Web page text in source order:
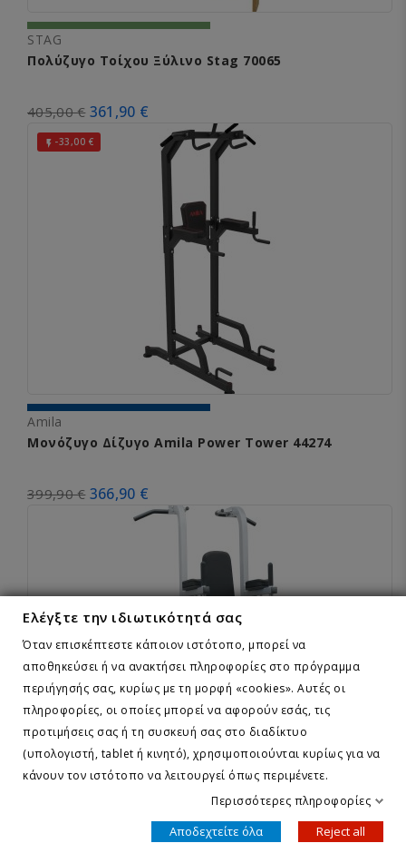
STAG
Πολύζυγο Τοίχου Ξύλινο Stag 70065
405,00 € 361,90 €
 -33,00 €
Amila
Μονόζυγο Δίζυγο Amila Power Tower 44274
399,90 € 366,90 €
Μονόζυγο/Δίζυγο Impulse Power Tower IFPT
Ελέγξτε την ιδιωτικότητά σας
Όταν επισκέπτεστε κάποιον ιστότοπο, μπορεί να
αποθηκεύσει ή να ανακτήσει πληροφορίες στο πρόγραμμα
περιήγησής σας, κυρίως με τη μορφή «cookies». Αυτές οι
πληροφορίες, οι οποίες μπορεί να αφορούν εσάς, τις
προτιμήσεις σας ή τη συσκευή σας στο διαδίκτυο
(υπολογιστή, tablet ή κινητό), χρησιμοποιούνται κυρίως για να
κάνουν τον ιστότοπο να λειτουργεί όπως περιμένετε.
Περισσότερες πληροφορίες
Αποδεχτείτε όλα Reject all